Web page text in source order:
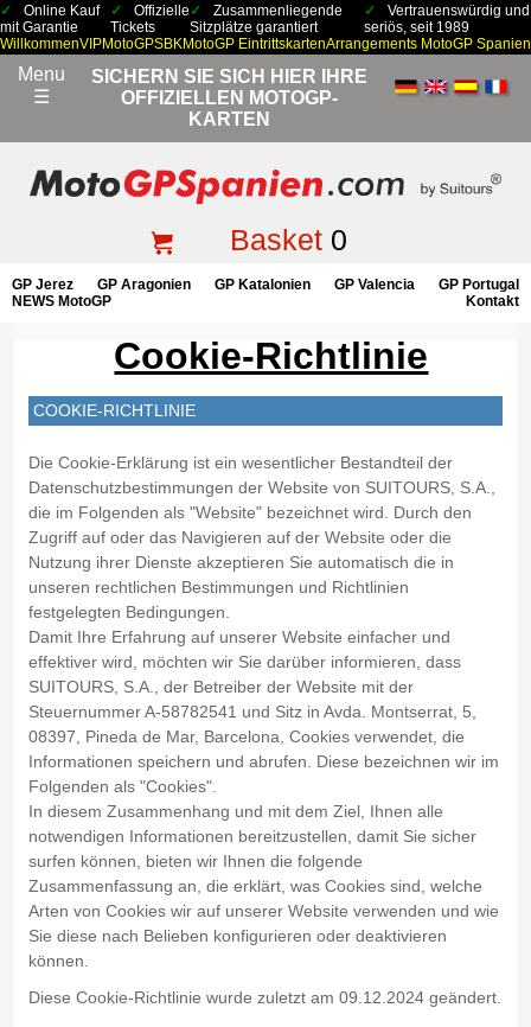
Online Kauf
mit Garantie
Offizielle
Tickets
Zusammenliegende
Sitzplätze garantiert
Vertrauenswürdig und
seriös, seit 1989
WillkommenVIPMotoGPSBKMotoGP EintrittskartenArrangements MotoGP Spanien
Menu
☰
SICHERN SIE SICH HIER IHRE
OFFIZIELLEN MOTOGP-
KARTEN
Basket0
GP Jerez GP Aragonien GP Katalonien GP Valencia
GP Portugal
NEWS MotoGP
Kontakt
Cookie-Richtlinie
COOKIE-RICHTLINIE
Die Cookie-Erklärung ist ein wesentlicher Bestandteil der
Datenschutzbestimmungen der Website von SUITOURS, S.A.,
die im Folgenden als "Website" bezeichnet wird. Durch den
Zugriff auf oder das Navigieren auf der Website oder die
Nutzung ihrer Dienste akzeptieren Sie automatisch die in
unseren rechtlichen Bestimmungen und Richtlinien
festgelegten Bedingungen.
Damit Ihre Erfahrung auf unserer Website einfacher und
effektiver wird, möchten wir Sie darüber informieren, dass
SUITOURS, S.A., der Betreiber der Website mit der
Steuernummer A-58782541 und Sitz in Avda. Montserrat, 5,
08397, Pineda de Mar, Barcelona, Cookies verwendet, die
Informationen speichern und abrufen. Diese bezeichnen wir im
Folgenden als "Cookies".
In diesem Zusammenhang und mit dem Ziel, Ihnen alle
notwendigen Informationen bereitzustellen, damit Sie sicher
surfen können, bieten wir Ihnen die folgende
Zusammenfassung an, die erklärt, was Cookies sind, welche
Arten von Cookies wir auf unserer Website verwenden und wie
Sie diese nach Belieben konfigurieren oder deaktivieren
können.
Diese Cookie-Richtlinie wurde zuletzt am 09.12.2024 geändert.